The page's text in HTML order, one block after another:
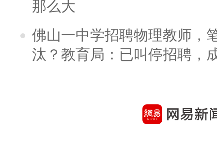
那么大
佛山一中学招聘物理教师，
汰？教育局：已叫停招聘，